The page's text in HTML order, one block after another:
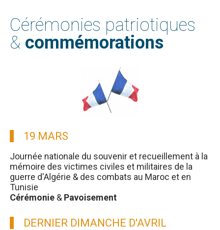
Cérémonies patriotiques
& commémorations
19 MARS
Journée nationale du souvenir et recueillement à la
mémoire des victimes civiles et militaires de la
guerre d'Algérie & des combats au Maroc et en
Tunisie
Cérémonie & Pavoisement
DERNIER DIMANCHE D'AVRIL